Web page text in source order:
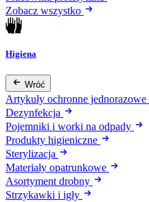
Zobacz wszystko
Higiena
Wróć
Artykuły ochronne jednorazowe
Dezynfekcja
Pojemniki i worki na odpady
Produkty higieniczne
Sterylizacja
Materiały opatrunkowe
Asortyment drobny
Strzykawki i igły